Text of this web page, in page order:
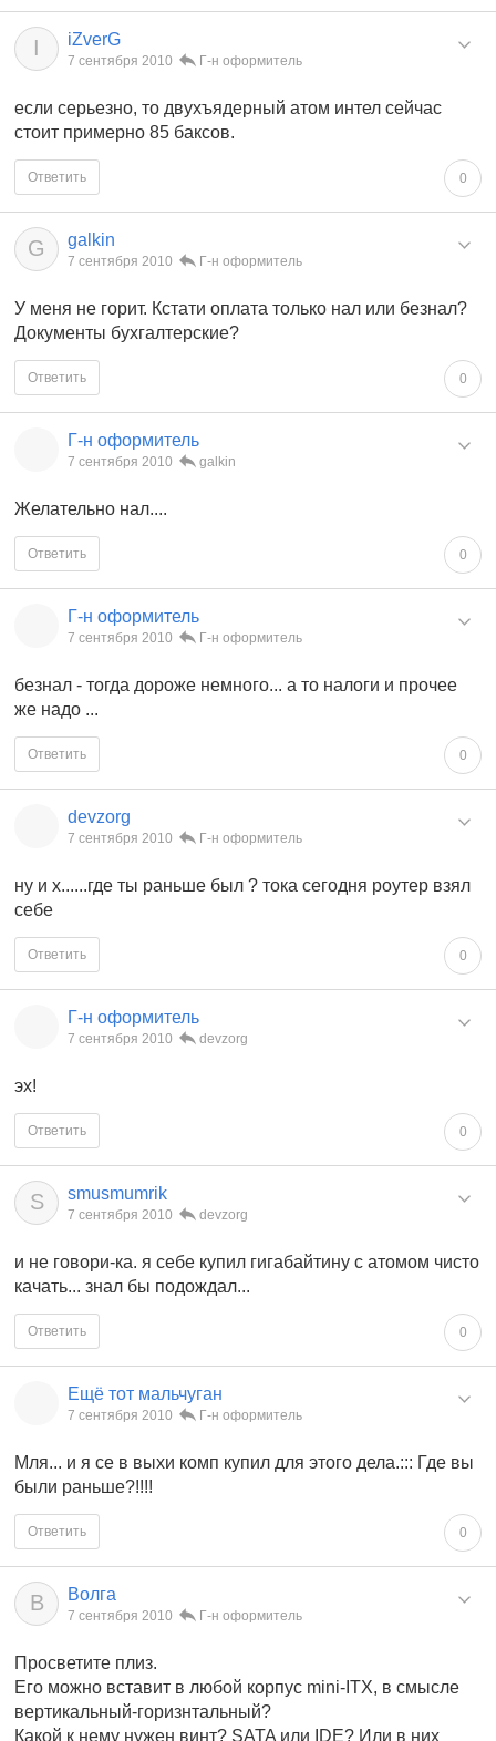
I iZverG
7 сентября 2010 Г-н оформитель
если серьезно, то двухъядерный атом интел сейчас
стоит примерно 85 баксов.
0
Ответить
G galkin
7 сентября 2010 Г-н оформитель
У меня не горит. Кстати оплата только нал или безнал?
Документы бухгалтерские?
0
Ответить
Г-н оформитель
7 сентября 2010 galkin
Желательно нал....
0
Ответить
Г-н оформитель
7 сентября 2010 Г-н оформитель
безнал - тогда дороже немного... а то налоги и прочее
же надо ...
0
Ответить
devzorg
7 сентября 2010 Г-н оформитель
ну и х......где ты раньше был ? тока сегодня роутер взял
себе
0
Ответить
Г-н оформитель
7 сентября 2010 devzorg
эх!
0
Ответить
S smusmumrik
7 сентября 2010 devzorg
и не говори-ка. я себе купил гигабайтину с атомом чисто
качать... знал бы подождал...
0
Ответить
Ещё тот мальчуган
7 сентября 2010 Г-н оформитель
Мля... и я се в выхи комп купил для этого дела.::: Где вы
были раньше?!!!!
0
Ответить
В Волга
7 сентября 2010 Г-н оформитель
Просветите плиз.
Его можно вставит в любой корпус mini-ITX, в смысле
вертикальный-горизнтальный?
Какой к нему нужен винт? SATA или IDE? Или в них